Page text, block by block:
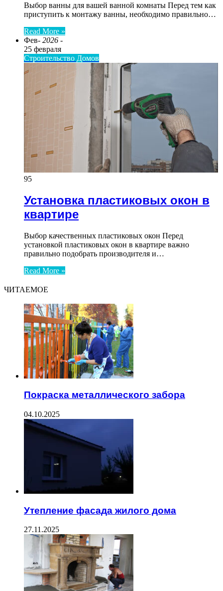
Выбор ванны для вашей ванной комнаты Перед тем как
приступить к монтажу ванны, необходимо правильно…
Read More »
Фев- 2026 -
25 февраля
Строительство Домов
95
Установка пластиковых окон в
квартире
Выбор качественных пластиковых окон Перед
установкой пластиковых окон в квартире важно
правильно подобрать производителя и…
Read More »
ЧИТАЕМОЕ
Покраска металлического забора
04.10.2025
Утепление фасада жилого дома
27.11.2025